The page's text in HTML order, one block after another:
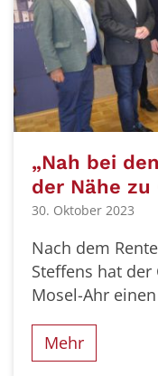
„Nah bei
der Nähe zu
30. Oktober 2023
Nach dem
Steffens hat der
Mosel-Ahr
Mehr